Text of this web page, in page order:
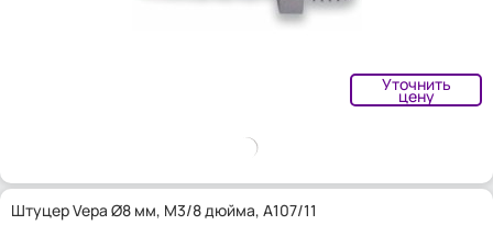
Уточнить
цену
Штуцер Vepa Ø8 мм, M3/8 дюйма, A107/11